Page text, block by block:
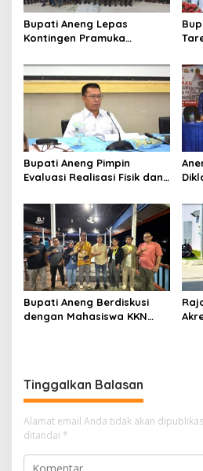
Bupati Aneng Lepas
Kontingen Pramuka
Nasional 2026
Bupati Aneng Pimpin
Evaluasi Realisasi Fisik dan
2026
Bupati Aneng Berdiskusi
dengan Mahasiswa KKN
Tinggalkan Balasan
Alamat email Anda tidak akan
ditandai *